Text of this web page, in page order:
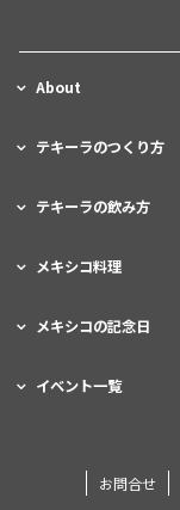
About
テキーラのつくり方
テキーラの飲み方
メキシコ料理
メキシコの記念日
イベント一覧
お問合せ